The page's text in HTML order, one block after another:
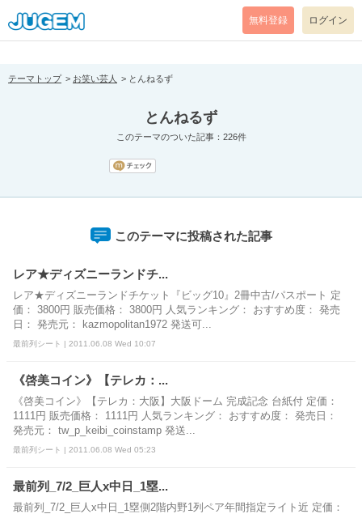
[pear_error: message="Success" code=0 mode=return level=notice
prefix="" info=""]
無料登録 ログイン
テーマトップ お笑い芸人 とんねるず
とんねるず
このテーマのついた記事：226件
このテーマに投稿された記事
レア★ディズニーランドチ...
レア★ディズニーランドチケット『ビッグ10』2冊中古/パスポート 定
価： 3800円 販売価格： 3800円 人気ランキング： おすすめ度： 発売
日： 発売元： kazmopolitan1972 発送可...
最前列シート | 2011.06.08 Wed 10:07
《啓美コイン》【テレカ：...
《啓美コイン》【テレカ：大阪】大阪ドーム 完成記念 台紙付 定価：
1111円 販売価格： 1111円 人気ランキング： おすすめ度： 発売日：
発売元： tw_p_keibi_coinstamp 発送...
最前列シート | 2011.06.08 Wed 05:23
最前列_7/2_巨人x中日_1塁...
最前列_7/2_巨人x中日_1塁側2階内野1列ペア年間指定ライト近 定価：